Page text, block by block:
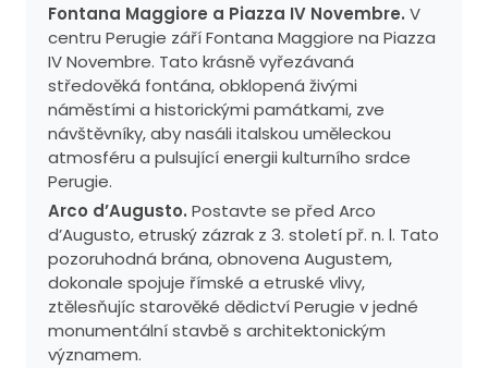
Fontana Maggiore a Piazza IV Novembre. V
centru Perugie září Fontana Maggiore na Piazza
IV Novembre. Tato krásně vyřezávaná
středověká fontána, obklopená živými
náměstími a historickými památkami, zve
návštěvníky, aby nasáli italskou uměleckou
atmosféru a pulsující energii kulturního srdce
Perugie.
Arco d’Augusto. Postavte se před Arco
d’Augusto, etruský zázrak z 3. století př. n. l. Tato
pozoruhodná brána, obnovena Augustem,
dokonale spojuje římské a etruské vlivy,
ztělesňujíc starověké dědictví Perugie v jedné
monumentální stavbě s architektonickým
významem.